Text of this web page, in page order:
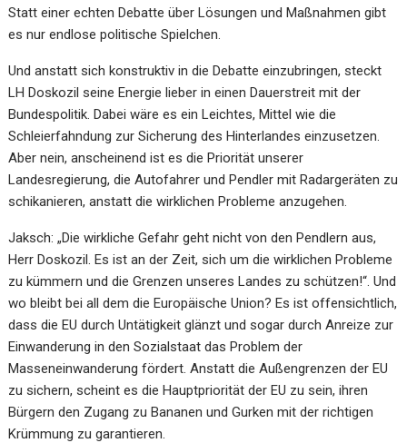
Statt einer echten Debatte über Lösungen und Maßnahmen gibt
es nur endlosepolitische Spielchen.
Und anstatt sich konstruktiv in die Debatte einzubringen, steckt
LH Doskozil seine Energie lieber ineinen Dauerstreit mit der
Bundespolitik. Dabei wäre es ein Leichtes, Mittel wie die
Schleierfahndung zur Sicherung des Hinterlandes einzusetzen.
Aber nein, anscheinend ist es die Priorität unserer
Landesregierung, die Autofahrer und Pendler mit Radargeräten zu
schikanieren, anstatt die wirklichenProbleme anzugehen.
Jaksch: „Die wirkliche Gefahr geht nicht von den Pendlern aus,
Herr Doskozil. Es ist an der Zeit, sichum die wirklichen Probleme
zu kümmern und die Grenzen unseres Landes zu schützen!“.Und
wo bleibt bei all dem die Europäische Union? Es ist offensichtlich,
dass die EU durch Untätigkeitglänzt und sogar durch Anreize zur
Einwanderung in den Sozialstaat das Problem der
Masseneinwanderung fördert. Anstatt die Außengrenzen der EU
zu sichern, scheint es die Hauptprioritätder EU zu sein, ihren
Bürgern den Zugang zu Bananen und Gurken mit der richtigen
Krümmung zugarantieren.